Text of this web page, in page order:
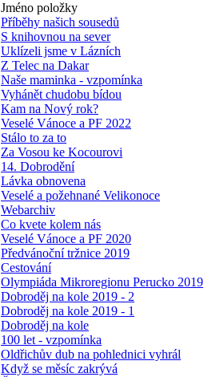
Jméno položky
Příběhy našich sousedů
S knihovnou na sever
Uklízeli jsme v Lázních
Z Telec na Dakar
Naše maminka - vzpomínka
Vyhánět chudobu bídou
Kam na Nový rok?
Veselé Vánoce a PF 2022
Stálo to za to
Za Vosou ke Kocourovi
14. Dobrodění
Lávka obnovena
Veselé a požehnané Velikonoce
Webarchiv
Co kvete kolem nás
Veselé Vánoce a PF 2020
Předvánoční tržnice 2019
Cestování
Olympiáda Mikroregionu Perucko 2019
Dobroděj na kole 2019 - 2
Dobroděj na kole 2019 - 1
Dobroděj na kole
100 let - vzpomínka
Oldřichův dub na pohlednici vyhrál
Když se měsíc zakrývá